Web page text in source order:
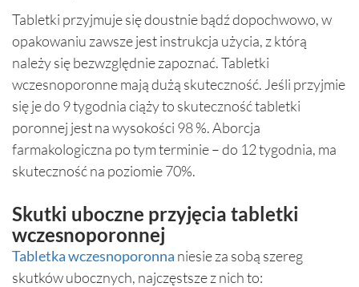
Tabletki przyjmuje się doustnie bądź dopochwowo, w
opakowaniu zawsze jest instrukcja użycia, z którą
należy się bezwzględnie zapoznać. Tabletki
wczesnoporonne mają dużą skuteczność. Jeśli przyjmie
się je do 9 tygodnia ciąży to skuteczność tabletki
poronnej jest na wysokości 98 %. Aborcja
farmakologiczna po tym terminie – do 12 tygodnia, ma
skuteczność na poziomie 70%.
Skutki uboczne przyjęcia tabletki
wczesnoporonnej
Tabletka wczesnoporonna niesie za sobą szereg
skutków ubocznych, najczęstsze z nich to: